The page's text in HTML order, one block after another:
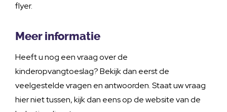
flyer.
Meer informatie
Heeft u nog een vraag over de
kinderopvangtoeslag? Bekijk dan eerst de
veelgestelde vragen en antwoorden. Staat uw vraag
hier niet tussen, kijk dan eens op de website van de